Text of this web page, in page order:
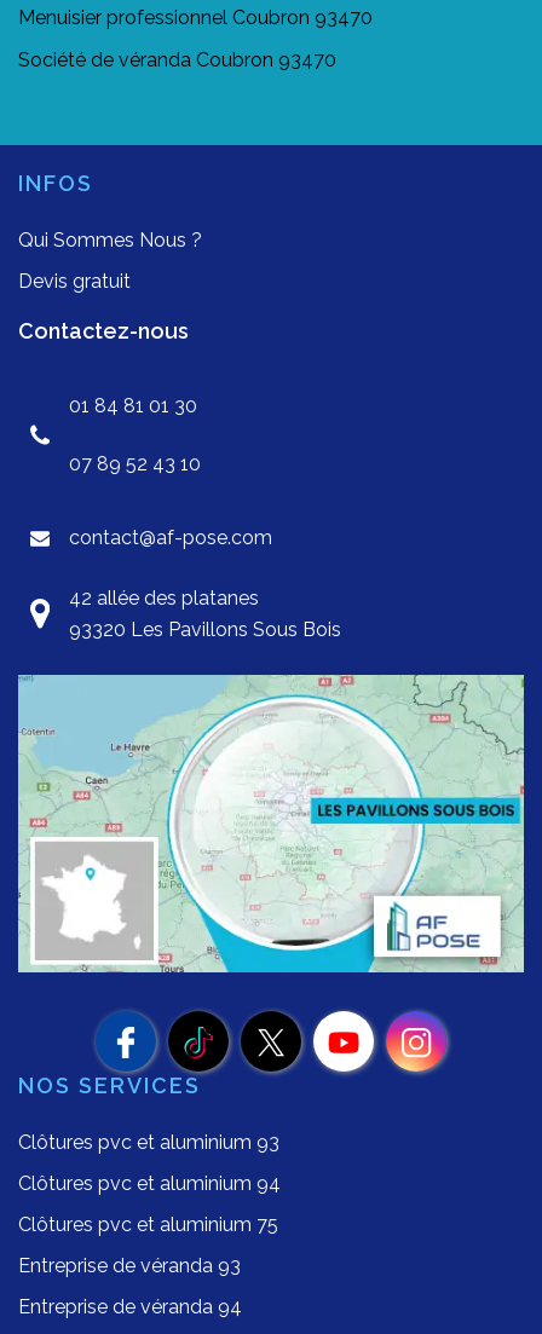
Menuisier professionnel Coubron 93470
Société de véranda Coubron 93470
INFOS
Qui Sommes Nous ?
Devis gratuit
Contactez-nous
01 84 81 01 30
07 89 52 43 10
contact@af-pose.com
42 allée des platanes
93320 Les Pavillons Sous Bois
NOS SERVICES
Clôtures pvc et aluminium 93
Clôtures pvc et aluminium 94
Clôtures pvc et aluminium 75
Entreprise de véranda 93
Entreprise de véranda 94